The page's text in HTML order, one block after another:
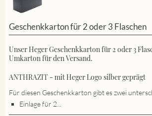
Geschenkkarton für 2 oder 3 Flaschen
Unser Heger Geschenkkarton für 2 oder 3
Umkarton für den Versand.
ANTHRAZIT - mit Heger Logo silber geprägt
Für diesen Geschenkkarton gibt es zwei
Einlage für 2...